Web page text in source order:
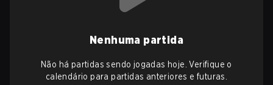
Nenhuma partida
Não há partidas sendo jogadas hoje. Verifique o
calendário para partidas anteriores e futuras.